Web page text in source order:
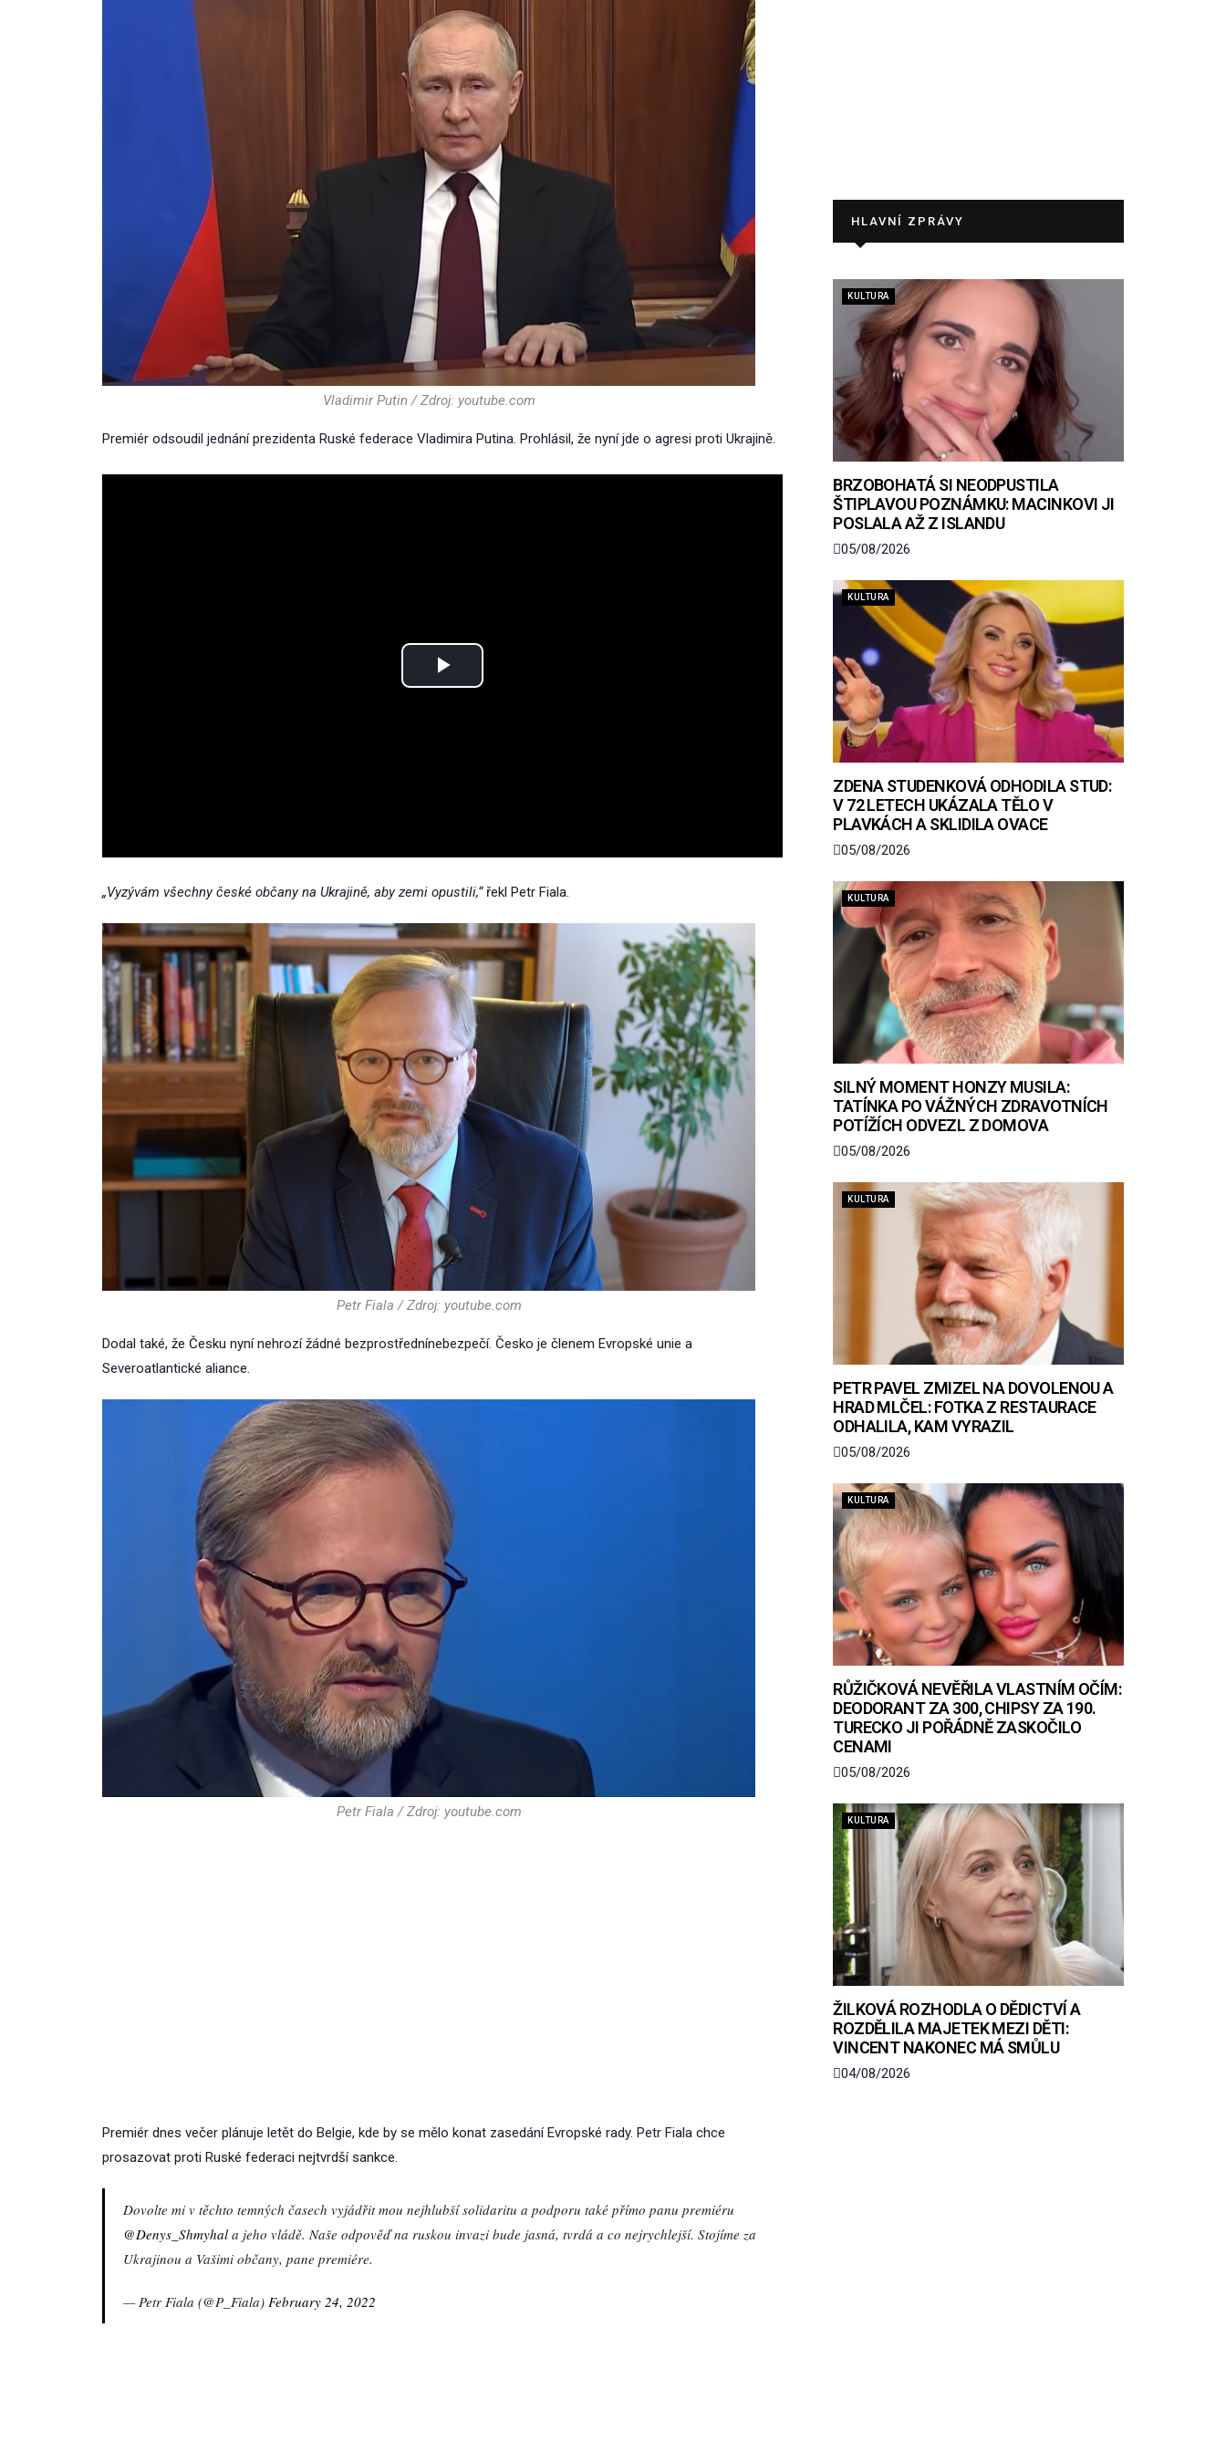
Vladimir Putin / Zdroj: youtube.com
Premiér odsoudil jednání prezidenta Ruské federace Vladimira Putina. Prohlásil, že nyní jde o agresi proti Ukrajině.
Play
„Vyzývám všechny české občany na Ukrajině, aby zemi opustili,“řekl Petr Fiala.
Petr Fiala / Zdroj: youtube.com
Dodal také, že Česku nyní nehrozí žádné bezprostřednínebezpečí. Česko je členem Evropské unie a
Severoatlantické aliance.
Petr Fiala / Zdroj: youtube.com
Premiér dnes večer plánuje letět do Belgie, kde by se mělo konat zasedání Evropské rady. Petr Fiala chce
prosazovat proti Ruské federaci nejtvrdší sankce.
Dovolte mi v těchto temných časech vyjádřit mou nejhlubší solidaritu a podporu také přímo panu premiéru
@Denys_Shmyhal a jeho vládě. Naše odpověď na ruskou invazi bude jasná, tvrdá a co nejrychlejší. Stojíme za
Ukrajinou a Vašimi občany, pane premiére.
— Petr Fiala (@P_Fiala) February 24, 2022
HLAVNÍ ZPRÁVY
KULTURA
BRZOBOHATÁ SI NEODPUSTILA
ŠTIPLAVOU POZNÁMKU: MACINKOVI JI
POSLALA AŽ Z ISLANDU
05/08/2026
KULTURA
ZDENA STUDENKOVÁ ODHODILA STUD:
V 72 LETECH UKÁZALA TĚLO V
PLAVKÁCH A SKLIDILA OVACE
05/08/2026
KULTURA
SILNÝ MOMENT HONZY MUSILA:
TATÍNKA PO VÁŽNÝCH ZDRAVOTNÍCH
POTÍŽÍCH ODVEZL Z DOMOVA
05/08/2026
KULTURA
PETR PAVEL ZMIZEL NA DOVOLENOU A
HRAD MLČEL: FOTKA Z RESTAURACE
ODHALILA, KAM VYRAZIL
05/08/2026
KULTURA
RŮŽIČKOVÁ NEVĚŘILA VLASTNÍM OČÍM:
DEODORANT ZA 300, CHIPSY ZA 190.
TURECKO JI POŘÁDNĚ ZASKOČILO
CENAMI
05/08/2026
KULTURA
ŽILKOVÁ ROZHODLA O DĚDICTVÍ A
ROZDĚLILA MAJETEK MEZI DĚTI:
VINCENT NAKONEC MÁ SMŮLU
04/08/2026